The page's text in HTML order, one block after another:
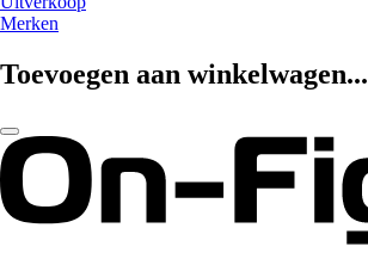
Merken
Toevoegen aan winkelwagen...